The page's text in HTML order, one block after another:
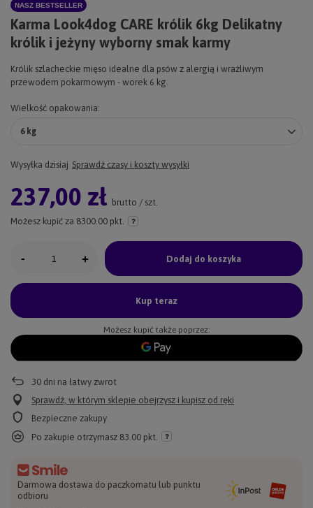
NASZ BESTSELLER
Karma Look4dog CARE królik 6kg Delikatny
królik i jeżyny wyborny smak karmy
Królik szlacheckie mięso idealne dla psów z alergią i wrażliwym
przewodem pokarmowym - worek 6 kg.
Wielkość opakowania
6 kg
Wysyłka dzisiaj Sprawdź czasy i koszty wysyłki
237,00 zł brutto / szt.
Możesz kupić za 8300.00 pkt.
- + Dodaj do koszyka
Kup teraz
Możesz kupić także poprzez:
30 dni na łatwy zwrot
Sprawdź, w którym sklepie obejrzysz i kupisz od ręki
Bezpieczne zakupy
Po zakupie otrzymasz 83.00 pkt.
Darmowa dostawa do paczkomatu lub punktu
odbioru